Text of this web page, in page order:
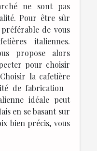
ne sont pas
Pour être sûr
de vous
italiennes.
propose alors
pour choisir
la cafetière
de fabrication
idéale peut
en se basant sur
bien précis, vous